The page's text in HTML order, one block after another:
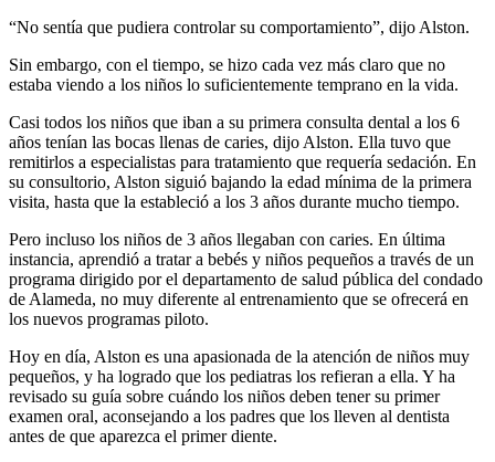
“No sentía que pudiera controlar su comportamiento”, dijo Alston.
Sin embargo, con el tiempo, se hizo cada vez más claro que no
estaba viendo a los niños lo suficientemente temprano en la vida.
Casi todos los niños que iban a su primera consulta dental a los 6
años tenían las bocas llenas de caries, dijo Alston. Ella tuvo que
remitirlos a especialistas para tratamiento que requería sedación. En
su consultorio, Alston siguió bajando la edad mínima de la primera
visita, hasta que la estableció a los 3 años durante mucho tiempo.
Pero incluso los niños de 3 años llegaban con caries. En última
instancia, aprendió a tratar a bebés y niños pequeños a través de un
programa dirigido por el departamento de salud pública del condado
de Alameda, no muy diferente al entrenamiento que se ofrecerá en
los nuevos programas piloto.
Hoy en día, Alston es una apasionada de la atención de niños muy
pequeños, y ha logrado que los pediatras los refieran a ella. Y ha
revisado su guía sobre cuándo los niños deben tener su primer
examen oral, aconsejando a los padres que los lleven al dentista
antes de que aparezca el primer diente.